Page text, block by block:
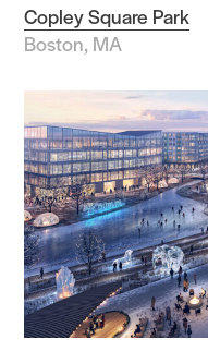
Copley Square Park
Boston, MA